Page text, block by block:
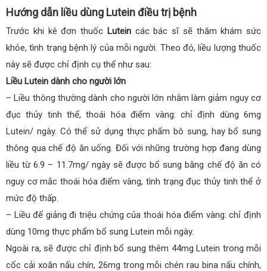
Hướng dẫn liều dùng Lutein điều trị bệnh
Trước khi kê đơn thuốc Luteincác bác sĩ sẽ thăm khám sức
khỏe, tình trạng bệnh lý của mỗi người. Theo đó, liều lượng thuốc
này sẽ được chỉ định cụ thể như sau:
Liều Lutein dành cho người lớn
– Liều thông thường dành cho người lớn nhằm làm giảm nguy cơ
đục thủy tinh thể, thoái hóa điểm vàng: chỉ định dùng 6mg
Lutein/ ngày. Có thể sử dụng thực phẩm bô sung, hay bổ sung
thông qua chế độ ăn uống. Đối với những trường hợp đang dùng
liều từ 6.9 – 11.7mg/ ngày sẽ được bổ sung bằng chế độ ăn có
nguy cơ mắc thoái hóa điểm vàng, tình trạng đục thủy tinh thể ở
mức độ thấp.
– Liều để giảng đi triệu chứng của thoái hóa điểm vàng: chỉ định
dùng 10mg thực phẩm bổ sung Lutein mỗi ngày.
Ngoài ra, sẽ được chỉ định bổ sung thêm 44mg Lutein trong mỗi
cốc cải xoăn nấu chín, 26mg trong mỗi chén rau bina nấu chính,